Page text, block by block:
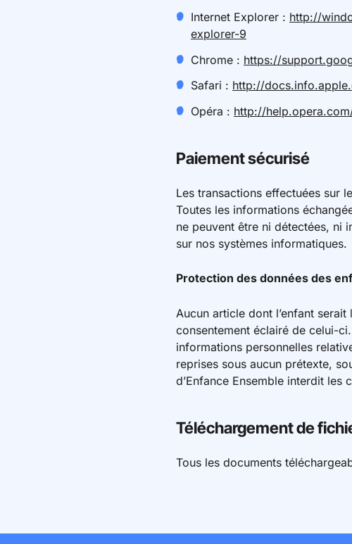
Internet Explorer : http://
explorer-9
Chrome : https://
Safari : http://
Opéra : http://
Paiement sécurisé
Les transactions effectuées sur
Toutes les informations
ne peuvent être ni détectées, ni
sur nos systèmes informatiques.
Protection des données des
Aucun article dont l’enfant
consentement éclairé de celui-
informations personnelles
reprises sous aucun prétexte,
d’Enfance Ensemble interdit les
Téléchargement de
Tous les documents